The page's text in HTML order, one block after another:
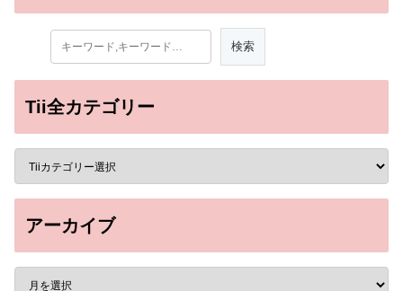
Tii全カテゴリー
アーカイブ